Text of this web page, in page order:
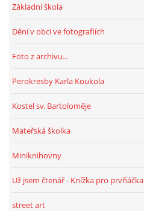
Základní škola
Dění v obci ve fotografiích
Foto z archivu...
Perokresby Karla Koukola
Kostel sv. Bartoloměje
Mateřská školka
Miniknihovny
Už jsem čtenář - Knížka pro prvňáčka
street art